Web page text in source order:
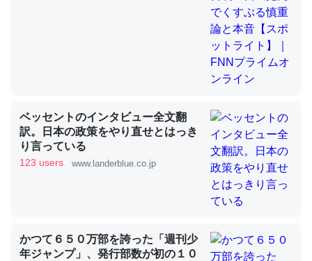
利だから両方が拮抗してるのでは」とあって面白い。海に
いる鋏角類（カブトガニ・ウミグモ）はカルシウムを使わ
ずキチンを強化してる筈だが、酵素が違うのか？
─ニュース :: 【研究発表】昆虫学の大問題＝「昆虫はなぜ海にいな
これを元に考えるとカルシウムを大量に使う脊椎動物と貝
類は苦労してるんだな…。腹足類だと殻を無くしてナメク
ベッセントのインタビュー全文翻
訳。日本の政策をやり直せとはっき
り言っている
123 users www.landerblue.co.jp
かつて６５０万部を誇った「週刊少
年ジャンプ」、発行部数が初の１０